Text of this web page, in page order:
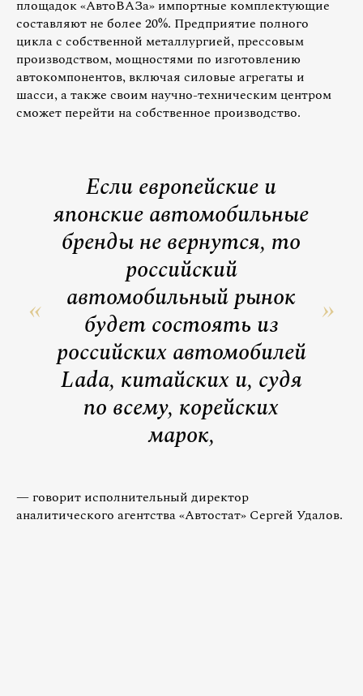
площадок «АвтоВАЗа» импортные комплектующие
составляют не более 20%. Предприятие полного
цикла с собственной металлургией, прессовым
производством, мощностями по изготовлению
автокомпонентов, включая силовые агрегаты и
шасси, а также своим научно-техническим центром
сможет перейти на собственное производство.
Если европейские и
японские автомобильные
бренды не вернутся, то
российский
автомобильный рынок
будет состоять из
российских автомобилей
Lada, китайских и, судя
по всему, корейских
марок,
— говорит исполнительный директор
аналитического агентства «Автостат» Сергей Удалов.